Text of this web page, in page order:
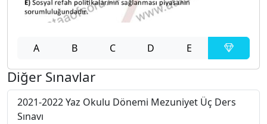
A B C D E
Diğer Sınavlar
2021-2022 Yaz Okulu Dönemi Mezuniyet Üç Ders
Sınavı